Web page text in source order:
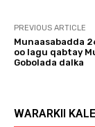
PREVIOUS ARTICLE
Munaasabadda
oo lagu qabtay
Gobolada dalka
WARARKII KALE